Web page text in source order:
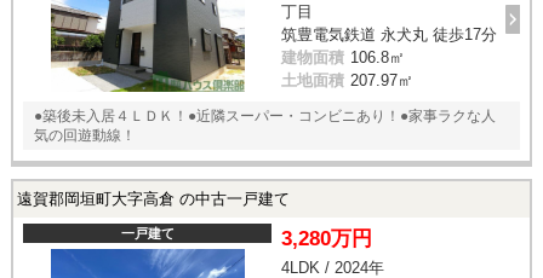
丁目
筑豊電気鉄道 永犬丸 徒歩17分
建物面積 106.8㎡
土地面積 207.97㎡
●築後未入居４ＬＤＫ！●近隣スーパー・コンビニあり！●家事ラクな人
気の回遊動線！
遠賀郡岡垣町大字高倉 の中古一戸建て
一戸建て 3,280万円
4LDK / 2024年